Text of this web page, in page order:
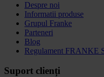
Despre noi
Informatii produse
Grupul Franke
Parteneri
Blog
Regulament FRANKE
Suport clienți